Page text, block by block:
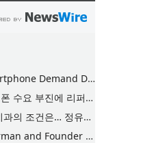
Omdia: Weak Smartphone Demand Drives Record Growth in Display Shipments to Refurbished Phone Market
옴디아 분석, 스마트폰 수요 부진에 리퍼비시 폰 디스플레이 출하량 사상 최대 기록
AI 시대, 선택받는 치과의 조건은… 정유미 원장 ‘Mini MBA for Dentists’ 단독 특강 개최
Naser Taher, Chairman and Founder of MultiBank Group, Honored by H.H. Sheikh Nahyan bin Mubarak Al Nahyan with the Golden Excellence Award for FinTech, Digital Asset and Blockchain Excellence